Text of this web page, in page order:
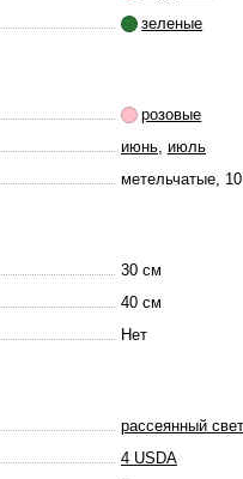
зеленые
розовые
июнь, июль
метельчатые,
30 см
40 см
Нет
рассеянный свет
4 USDA